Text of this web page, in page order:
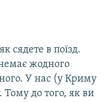
сядете в поїзд.
жодного
У нас (у Криму
до того, як ви